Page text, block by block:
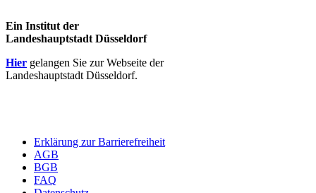
Ein Institut der
Landeshauptstadt Düsseldorf
Hier gelangen Sie zur Webseite der
Landeshauptstadt Düsseldorf.
Erklärung zur Barrierefreiheit
AGB
BGB
FAQ